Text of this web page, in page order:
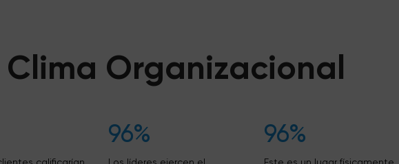
Clima Organizacional
96% 96%